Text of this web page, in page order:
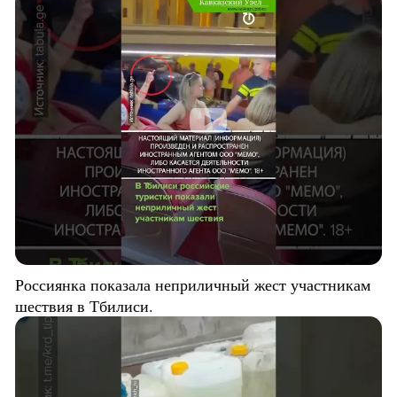
Россиянка показала неприличный жест участникам
шествия в Тбилиси.